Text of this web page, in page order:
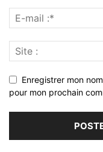
Enregistrer mon
pour mon prochain